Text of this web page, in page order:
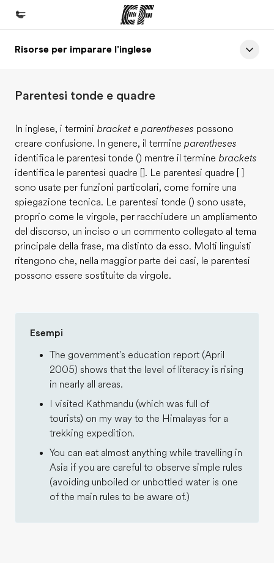
Homepage
Programmi
Uffici
Trova l'ufficio più vicino
Chi siamo
La nostra organizzazione
Carriera
Lavora con noi
Risorse per imparare l'inglese
Parentesi tonde e quadre
In inglese, i termini bracket e parentheses possono
creare confusione. In genere, il termine parentheses
identifica le parentesi tonde () mentre il termine brackets
identifica le parentesi quadre []. Le parentesi quadre [ ]
sono usate per funzioni particolari, come fornire una
spiegazione tecnica. Le parentesi tonde () sono usate,
proprio come le virgole, per racchiudere un ampliamento
del discorso, un inciso o un commento collegato al tema
principale della frase, ma distinto da esso. Molti linguisti
ritengono che, nella maggior parte dei casi, le parentesi
possono essere sostituite da virgole.
Esempi
The government's education report (April
2005) shows that the level of literacy is rising
in nearly all areas.
I visited Kathmandu (which was full of
tourists) on my way to the Himalayas for a
trekking expedition.
You can eat almost anything while travelling in
Asia if you are careful to observe simple rules
(avoiding unboiled or unbottled water is one
of the main rules to be aware of.)